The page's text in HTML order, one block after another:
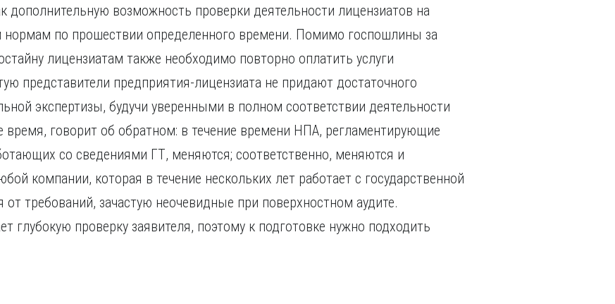
дополнительную возможность проверки деятельности лицензиатов на
нормам по прошествии определенного времени. Помимо госпошлины за
лицензиатам также необходимо повторно оплатить услуги
представители предприятия-лицензиата не придают достаточного
экспертизы, будучи уверенными в полном соответствии деятельности
говорит об обратном: в течение времени НПА, регламентирующие
со сведениями ГТ, меняются; соответственно, меняются и
компании, которая в течение нескольких лет работает с государственной
требований, зачастую неочевидные при поверхностном аудите.
глубокую проверку заявителя, поэтому к подготовке нужно подходить